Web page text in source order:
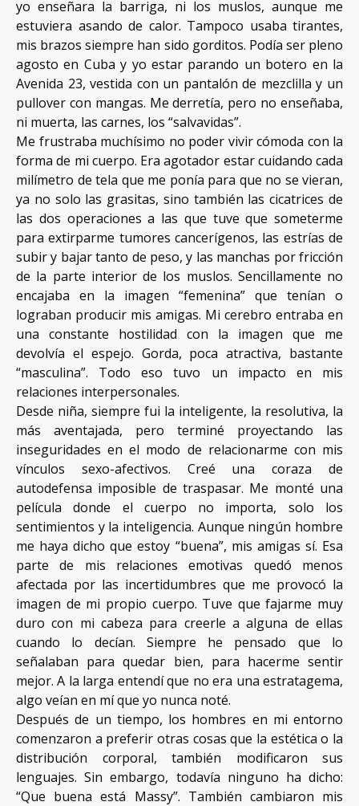
yo enseñara la barriga, ni los muslos, aunque me
estuviera asando de calor. Tampoco usaba tirantes,
mis brazos siempre han sido gorditos. Podía ser pleno
agosto en Cuba y yo estar parando un botero en la
Avenida 23, vestida con un pantalón de mezclilla y un
pullover con mangas. Me derretía, pero no enseñaba,
ni muerta, las carnes, los “salvavidas”.
Me frustraba muchísimo no poder vivir cómoda con la
forma de mi cuerpo. Era agotador estar cuidando cada
milímetro de tela que me ponía para que no se vieran,
ya no solo las grasitas, sino también las cicatrices de
las dos operaciones a las que tuve que someterme
para extirparme tumores cancerígenos, las estrías de
subir y bajar tanto de peso, y las manchas por fricción
de la parte interior de los muslos. Sencillamente no
encajaba en la imagen “femenina” que tenían o
lograban producir mis amigas. Mi cerebro entraba en
una constante hostilidad con la imagen que me
devolvía el espejo. Gorda, poca atractiva, bastante
“masculina”. Todo eso tuvo un impacto en mis
relaciones interpersonales.
Desde niña, siempre fui la inteligente, la resolutiva, la
más aventajada, pero terminé proyectando las
inseguridades en el modo de relacionarme con mis
vínculos sexo-afectivos. Creé una coraza de
autodefensa imposible de traspasar. Me monté una
película donde el cuerpo no importa, solo los
sentimientos y la inteligencia. Aunque ningún hombre
me haya dicho que estoy “buena”, mis amigas sí. Esa
parte de mis relaciones emotivas quedó menos
afectada por las incertidumbres que me provocó la
imagen de mi propio cuerpo. Tuve que fajarme muy
duro con mi cabeza para creerle a alguna de ellas
cuando lo decían. Siempre he pensado que lo
señalaban para quedar bien, para hacerme sentir
mejor. A la larga entendí que no era una estratagema,
algo veían en mí que yo nunca noté.
Después de un tiempo, los hombres en mi entorno
comenzaron a preferir otras cosas que la estética o la
distribución corporal, también modificaron sus
lenguajes. Sin embargo, todavía ninguno ha dicho:
“Que buena está Massy”. También cambiaron mis